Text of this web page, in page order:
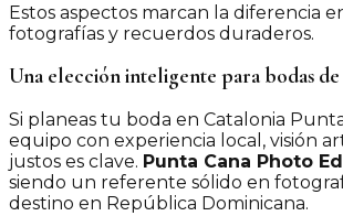
Estos aspectos marcan la diferencia
fotografías y recuerdos duraderos.
Una elección inteligente para bodas de
Si planeas tu boda en Catalonia
equipo con experiencia local, visión
justos es clave. Punta Cana Photo
siendo un referente sólido en
destino en República Dominicana.